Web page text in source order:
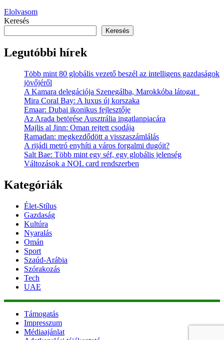
Elolvasom
Keresés
Keresés
Legutóbbi hírek
Több mint 80 globális vezető beszél az intelligens gazdaságok
jövőjéről
A Kamara delegációja Szenegálba, Marokkóba látogat
Mira Coral Bay: A luxus új korszaka
Emaar: Dubai ikonikus fejlesztője
Az Arada betörése Ausztrália ingatlanpiacára
Majlis al Jinn: Oman rejtett csodája
Ramadan: megkezdődött a visszaszámlálás
A rijádi metró enyhíti a város forgalmi dugóit?
Salt Bae: Több mint egy séf, egy globális jelenség
Változások a NOL card rendszerben
Kategóriák
Élet-Stílus
Gazdaság
Kultúra
Nyaralás
Omán
Sport
Szaúd-Arábia
Szórakozás
Tech
UAE
Támogatás
Impresszum
Médiaajánlat